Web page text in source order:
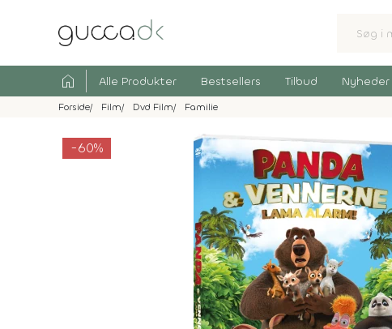
home Alle Produkter Bestsellers Tilbud Nyheder
Forside Film Dvd Film Familie
-60%